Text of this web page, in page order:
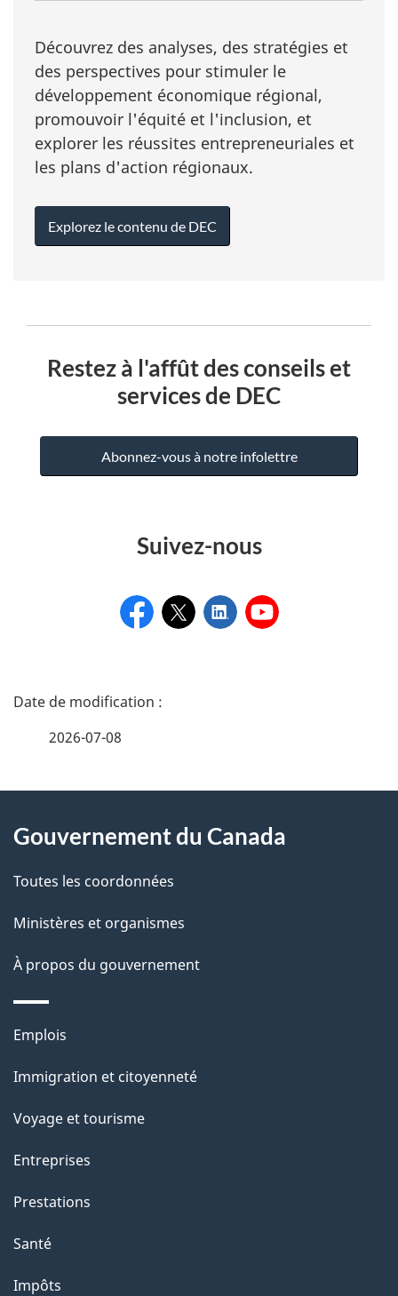
Découvrez des analyses, des stratégies et
des perspectives pour stimuler le
développement économique régional,
promouvoir l'équité et l'inclusion, et
explorer les réussites entrepreneuriales et
les plans d'action régionaux.
Explorez le contenu de DEC
Restez à l'affût des conseils et
services de DEC
Abonnez-vous à notre infolettre
Suivez-nous
D
a
i
s
d
e
l
a
a
g
e
2026-07-08
propos
de
site
Gouvernement du Canada
Toutes les coordonnées
Ministères et organismes
À propos du gouvernement
Thèmes
sujets
Emplois
Immigration et citoyenneté
Voyage et tourisme
Entreprises
Prestations
Santé
Impôts